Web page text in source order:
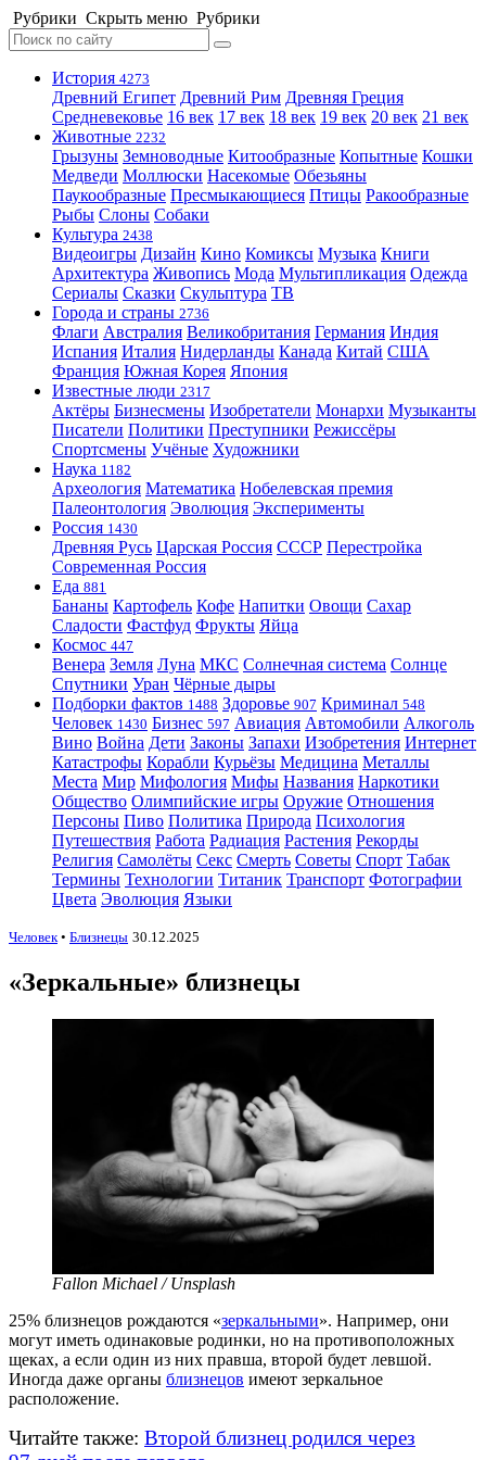
Рубрики Скрыть меню Рубрики
История 4273
Древний Египет Древний Рим Древняя Греция
Средневековье 16 век 17 век 18 век 19 век 20 век 21 век
Животные 2232
Грызуны Земноводные Китообразные Копытные Кошки
Медведи Моллюски Насекомые Обезьяны
Паукообразные Пресмыкающиеся Птицы Ракообразные
Рыбы Слоны Собаки
Культура 2438
Видеоигры Дизайн Кино Комиксы Музыка Книги
Архитектура Живопись Мода Мультипликация Одежда
Сериалы Сказки Скульптура ТВ
Города и страны 2736
Флаги Австралия Великобритания Германия Индия
Испания Италия Нидерланды Канада Китай США
Франция Южная Корея Япония
Известные люди 2317
Актёры Бизнесмены Изобретатели Монархи Музыканты
Писатели Политики Преступники Режиссёры
Спортсмены Учёные Художники
Наука 1182
Археология Математика Нобелевская премия
Палеонтология Эволюция Эксперименты
Россия 1430
Древняя Русь Царская Россия СССР Перестройка
Современная Россия
Еда 881
Бананы Картофель Кофе Напитки Овощи Сахар
Сладости Фастфуд Фрукты Яйца
Космос 447
Венера Земля Луна МКС Солнечная система Солнце
Спутники Уран Чёрные дыры
Подборки фактов 1488 Здоровье 907 Криминал 548
Человек 1430 Бизнес 597 Авиация Автомобили Алкоголь
Вино Война Дети Законы Запахи Изобретения Интернет
Катастрофы Корабли Курьёзы Медицина Металлы
Места Мир Мифология Мифы Названия Наркотики
Общество Олимпийские игры Оружие Отношения
Персоны Пиво Политика Природа Психология
Путешествия Работа Радиация Растения Рекорды
Религия Самолёты Секс Смерть Советы Спорт Табак
Термины Технологии Титаник Транспорт Фотографии
Цвета Эволюция Языки
Человек• Близнецы 30.12.2025
«Зеркальные» близнецы
Fallon Michael / Unsplash
25% близнецов рождаются «зеркальными». Например, они
могут иметь одинаковые родинки, но на противоположных
щеках, а если один из них правша, второй будет левшой.
Иногда даже органы близнецов имеют зеркальное
расположение.
Читайте также: Второй близнец родился через